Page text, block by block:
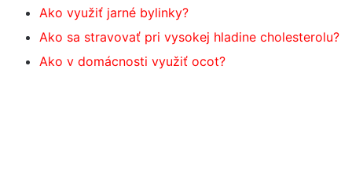
Ako využiť jarné bylinky?
Ako sa stravovať pri vysokej hladine cholesterolu?
Ako v domácnosti využiť ocot?